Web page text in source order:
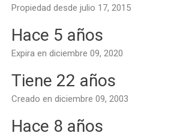
Propiedad desde julio 17, 2015
Hace 5 años
Expira en diciembre 09, 2020
Tiene 22 años
Creado en diciembre 09, 2003
Hace 8 años